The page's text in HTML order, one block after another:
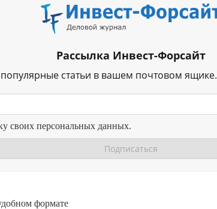
Рассылка Инвест-Форсайт
статьи в вашем почтовом ящике.
своих персональных данных.
формате